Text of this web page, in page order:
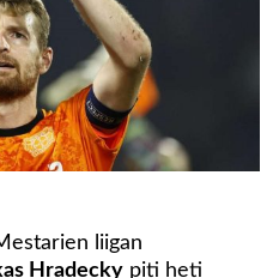
liigan
Hradecky piti heti